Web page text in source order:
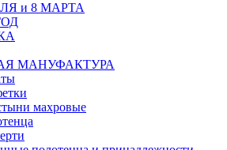
и 8 МАРТА
МАНУФАКТУРА
махровые